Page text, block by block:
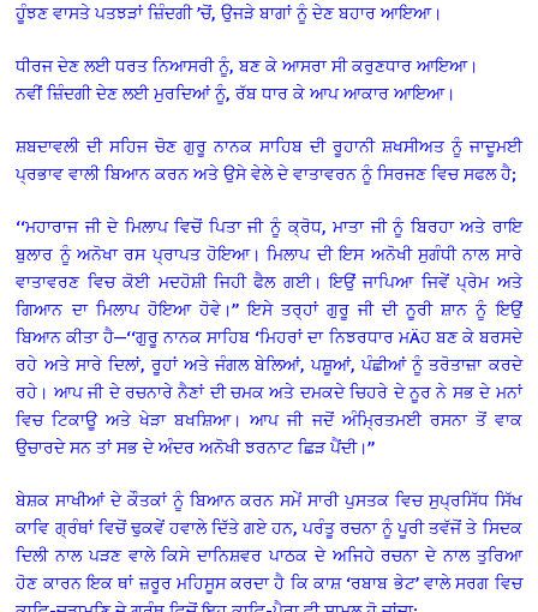
ਹੂੰਝਣ ਵਾਸਤੇ ਪਤਝੜਾਂ ਜ਼ਿੰਦਗੀ ’ਚੋਂ, ਉਜੜੇ ਬਾਗਾਂ ਨੂੰ ਦੇਣ ਬਹਾਰ ਆਇਆ।
ਧੀਰਜ ਦੇਣ ਲਈ ਧਰਤ ਨਿਆਸਰੀ ਨੂੰ, ਬਣ ਕੇ ਆਸਰਾ ਸੀ ਕਰੁਣਧਾਰ ਆਇਆ।
ਨਵੀਂ ਜ਼ਿੰਦਗੀ ਦੇਣ ਲਈ ਮੁਰਦਿਆਂ ਨੂੰ, ਰੱਬ ਧਾਰ ਕੇ ਆਪ ਆਕਾਰ ਆਇਆ।
ਸ਼ਬਦਾਵਲੀ ਦੀ ਸਹਿਜ ਚੋਣ ਗੁਰੂ ਨਾਨਕ ਸਾਹਿਬ ਦੀ ਰੂਹਾਨੀ ਸ਼ਖਸੀਅਤ ਨੂੰ ਜਾਦੂਮਈ
ਪ੍ਰਭਾਵ ਵਾਲੀ ਬਿਆਨ ਕਰਨ ਅਤੇ ਉਸੇ ਵੇਲੇ ਦੇ ਵਾਤਾਵਰਨ ਨੂੰ ਸਿਰਜਣ ਵਿਚ ਸਫਲ ਹੈ;
‘‘ਮਹਾਰਾਜ ਜੀ ਦੇ ਮਿਲਾਪ ਵਿਚੋਂ ਪਿਤਾ ਜੀ ਨੂੰ ਕ੍ਰੋਧ, ਮਾਤਾ ਜੀ ਨੂੰ ਬਿਰਹਾ ਅਤੇ ਰਾਇ
ਬੁਲਾਰ ਨੂੰ ਅਨੋਖਾ ਰਸ ਪ੍ਰਾਪਤ ਹੋਇਆ। ਮਿਲਾਪ ਦੀ ਇਸ ਅਨੋਖੀ ਸੁਗੰਧੀ ਨਾਲ ਸਾਰੇ
ਵਾਤਾਵਰਣ ਵਿਚ ਕੋਈ ਮਦਹੋਸ਼ੀ ਜਿਹੀ ਫੈਲ ਗਈ। ਇਉਂ ਜਾਪਿਆ ਜਿਵੇਂ ਪ੍ਰੇਮ ਅਤੇ
ਗਿਆਨ ਦਾ ਮਿਲਾਪ ਹੋਇਆ ਹੋਵੇ।’’ ਇਸੇ ਤਰ੍ਹਾਂ ਗੁਰੂ ਜੀ ਦੀ ਨੂਰੀ ਸ਼ਾਨ ਨੂੰ ਇਉਂ
ਬਿਆਨ ਕੀਤਾ ਹੈ—‘‘ਗੁਰੂ ਨਾਨਕ ਸਾਹਿਬ ‘ਮਿਹਰਾਂ ਦਾ ਨਿਝਰਧਾਰ ਮÄਹ ਬਣ ਕੇ ਬਰਸਦੇ
ਰਹੇ ਅਤੇ ਸਾਰੇ ਦਿਲਾਂ, ਰੂਹਾਂ ਅਤੇ ਜੰਗਲ ਬੇਲਿਆਂ, ਪਸ਼ੂਆਂ, ਪੰਛੀਆਂ ਨੂੰ ਤਰੋਤਾਜ਼ਾ ਕਰਦੇ
ਰਹੇ। ਆਪ ਜੀ ਦੇ ਰਚਨਾਰੇ ਨੈਣਾਂ ਦੀ ਚਮਕ ਅਤੇ ਦਮਕਦੇ ਚਿਹਰੇ ਦੇ ਨੂਰ ਨੇ ਸਭ ਦੇ ਮਨਾਂ
ਵਿਚ ਟਿਕਾਊ ਅਤੇ ਖੇੜਾ ਬਖਸ਼ਿਆ। ਆਪ ਜੀ ਜਦੋਂ ਅੰਮਿ੍ਰਤਮਈ ਰਸਨਾ ਤੋਂ ਵਾਕ
ਉਚਾਰਦੇ ਸਨ ਤਾਂ ਸਭ ਦੇ ਅੰਦਰ ਅਨੋਖੀ ਝਰਨਾਟ ਛਿੜ ਪੈਂਦੀ।’’
ਬੇਸ਼ਕ ਸਾਖੀਆਂ ਦੇ ਕੌਤਕਾਂ ਨੂੰ ਬਿਆਨ ਕਰਨ ਸਮੇਂ ਸਾਰੀ ਪੁਸਤਕ ਵਿਚ ਸੁਪ੍ਰਸਿੱਧ ਸਿੱਖ
ਕਾਵਿ ਗ੍ਰੰਥਾਂ ਵਿਚੋਂ ਢੁਕਵੇਂ ਹਵਾਲੇ ਦਿੱਤੇ ਗਏ ਹਨ, ਪਰੰਤੂ ਰਚਨਾ ਨੂੰ ਪੂਰੀ ਤਵੱਜੋਂ ਤੇ ਸਿਦਕ
ਦਿਲੀ ਨਾਲ ਪੜਣ ਵਾਲੇ ਕਿਸੇ ਦਾਨਿਸ਼ਵਰ ਪਾਠਕ ਦੇ ਅਜਿਹੇ ਰਚਨਾ ਦੇ ਨਾਲ ਤੁਰਿਆ
ਹੋਣ ਕਾਰਨ ਇਕ ਥਾਂ ਜ਼ਰੂਰ ਮਹਿਸੂਸ ਕਰਦਾ ਹੈ ਕਿ ਕਾਸ਼ ‘ਰਬਾਬ ਭੇਟ’ ਵਾਲੇ ਸਰਗ ਵਿਚ